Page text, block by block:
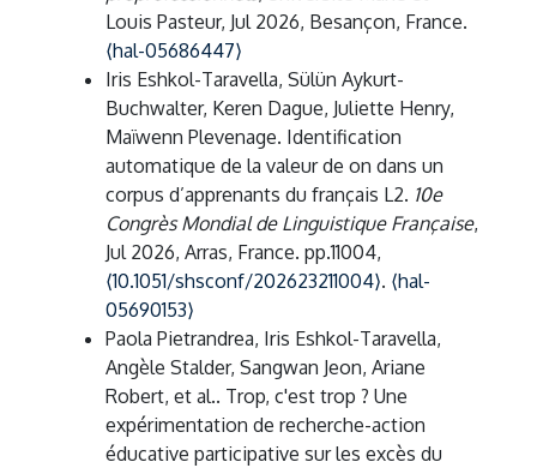
Louis Pasteur, Jul 2026, Besançon, France.
⟨hal-05686447⟩
Iris Eshkol-Taravella, Sülün Aykurt-
Buchwalter, Keren Dague, Juliette Henry,
Maïwenn Plevenage. Identification
automatique de la valeur de on dans un
corpus d’apprenants du français L2. 10e
Congrès Mondial de Linguistique Française,
Jul 2026, Arras, France. pp.11004,
⟨10.1051/shsconf/202623211004⟩. ⟨hal-
05690153⟩
Paola Pietrandrea, Iris Eshkol-Taravella,
Angèle Stalder, Sangwan Jeon, Ariane
Robert, et al.. Trop, c'est trop ? Une
expérimentation de recherche-action
éducative participative sur les excès du